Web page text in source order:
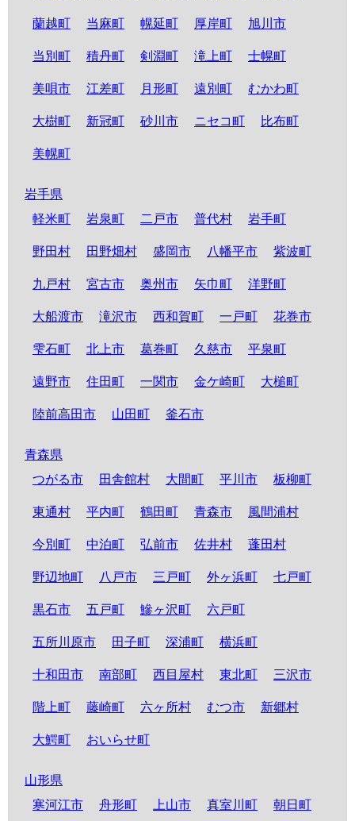
蘭越町 当麻町 幌延町 厚岸町 旭川市
当別町 積丹町 剣淵町 滝上町 士幌町
美唄市 江差町 月形町 遠別町 むかわ町
大樹町 新冠町 砂川市 ニセコ町 比布町
美幌町
岩手県
軽米町
岩泉町 二戸市 普代村 岩手町
野田村 田野畑村 盛岡市 八幡平市 紫波町
九戸村 宮古市 奥州市 矢巾町 洋野町
大船渡市 滝沢市 西和賀町 一戸町 花巻市
雫石町 北上市 葛巻町 久慈市 平泉町
遠野市 住田町 一関市 金ケ崎町 大槌町
陸前高田市 山田町 釜石市
青森県
つがる市
田舎館村 大間町 平川市 板柳町
東通村 平内町 鶴田町 青森市 風間浦村
今別町 中泊町 弘前市 佐井村 蓬田村
野辺地町 八戸市 三戸町 外ヶ浜町 七戸町
黒石市 五戸町 鰺ヶ沢町 六戸町
五所川原市 田子町 深浦町 横浜町
十和田市 南部町 西目屋村 東北町 三沢市
階上町 藤崎町 六ヶ所村 むつ市 新郷村
大鰐町 おいらせ町
山形県
寒河江市
舟形町 上山市 真室川町 朝日町